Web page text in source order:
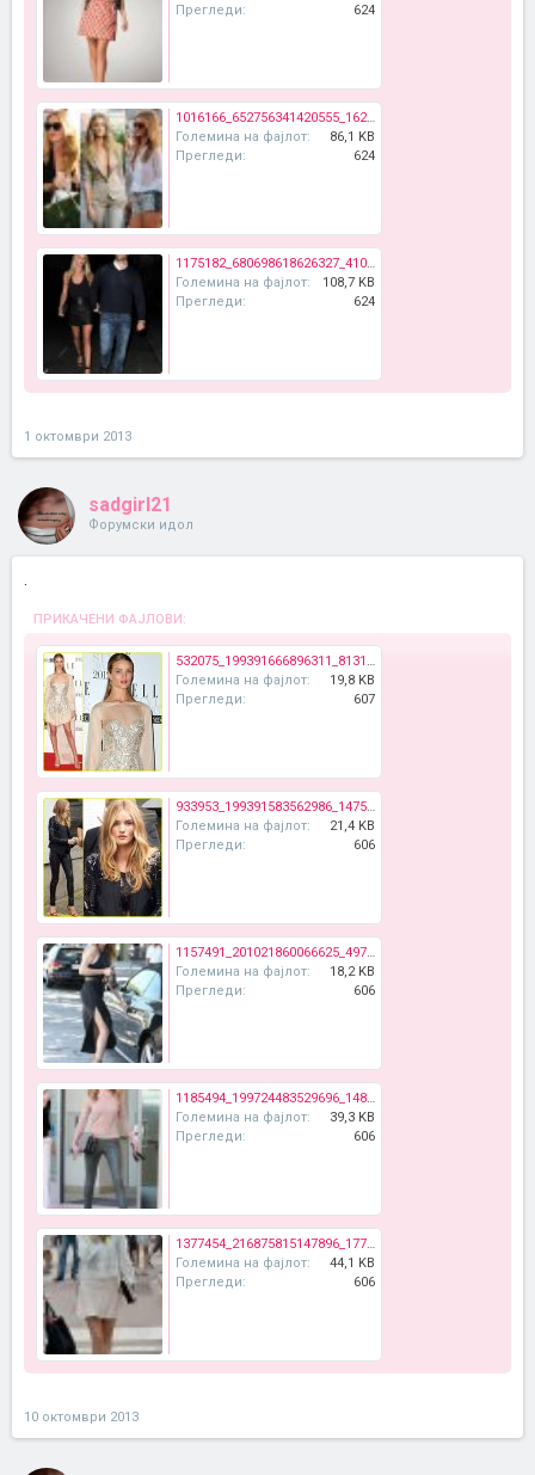
Прегледи:
624
1016166_652756341420555_1625179748_n.jpg
Големина на фајлот:
86,1 KB
Прегледи:
624
1175182_680698618626327_410973803_n.jpg
Големина на фајлот:
108,7 KB
Прегледи:
624
1 октомври 2013
sadgirl21
Форумски идол
ПРИКАЧЕНИ ФАЈЛОВИ:
532075_199391666896311_81311642_n.jpg
Големина на фајлот:
19,8 KB
Прегледи:
607
933953_199391583562986_1475305430_n.jpg
Големина на фајлот:
21,4 KB
Прегледи:
606
1157491_201021860066625_497240717_n.jpg
Големина на фајлот:
18,2 KB
Прегледи:
606
1185494_199724483529696_1481451732_n.jpg
Големина на фајлот:
39,3 KB
Прегледи:
606
1377454_216875815147896_1771392295_n.jpg
Големина на фајлот:
44,1 KB
Прегледи:
606
10 октомври 2013